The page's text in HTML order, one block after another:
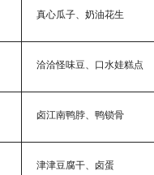
真心瓜子、奶油花生
洽洽怪味豆、口水娃糕点
卤江南鸭脖、鸭锁骨
津津豆腐干、卤蛋